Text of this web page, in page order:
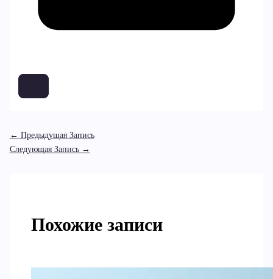
← Предыдущая Запись
Следующая Запись →
Похожие записи